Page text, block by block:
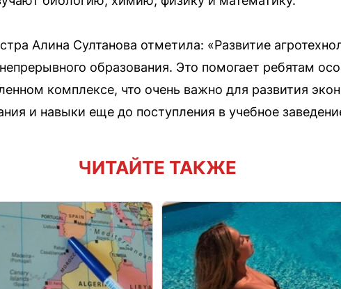
Алина Султанова отметила: «Развитие
образования. Это помогает ребятам
комплексе, что очень важно для развития
и навыки еще до поступления в учебное
ЧИТАЙТЕ ТАКЖЕ